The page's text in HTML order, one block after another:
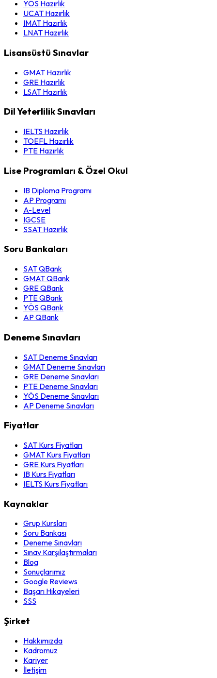
YÖS Hazırlık
UCAT Hazırlık
IMAT Hazırlık
LNAT Hazırlık
Lisansüstü Sınavlar
GMAT Hazırlık
GRE Hazırlık
LSAT Hazırlık
Dil Yeterlilik Sınavları
IELTS Hazırlık
TOEFL Hazırlık
PTE Hazırlık
Lise Programları & Özel Okul
IB Diploma Programı
AP Programı
A-Level
IGCSE
SSAT Hazırlık
Soru Bankaları
SAT QBank
GMAT QBank
GRE QBank
PTE QBank
YÖS QBank
AP QBank
Deneme Sınavları
SAT Deneme Sınavları
GMAT Deneme Sınavları
GRE Deneme Sınavları
PTE Deneme Sınavları
YÖS Deneme Sınavları
AP Deneme Sınavları
Fiyatlar
SAT Kurs Fiyatları
GMAT Kurs Fiyatları
GRE Kurs Fiyatları
IB Kurs Fiyatları
IELTS Kurs Fiyatları
Kaynaklar
Grup Kursları
Soru Bankası
Deneme Sınavları
Sınav Karşılaştırmaları
Blog
Sonuçlarımız
Google Reviews
Başarı Hikayeleri
SSS
Şirket
Hakkımızda
Kadromuz
Kariyer
İletişim